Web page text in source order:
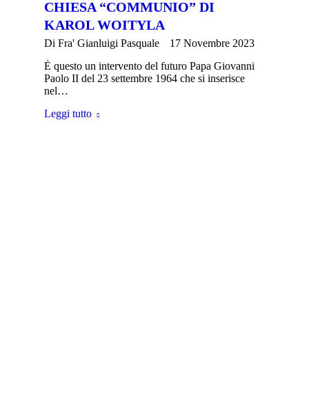
CHIESA “COMMUNIO” DI
KAROL WOITYLA
Di Fra' Gianluigi Pasquale
17 Novembre 2023
È questo un intervento del futuro Papa Giovanni
Paolo II del 23 settembre 1964 che si inserisce
nel…
Leggi tutto